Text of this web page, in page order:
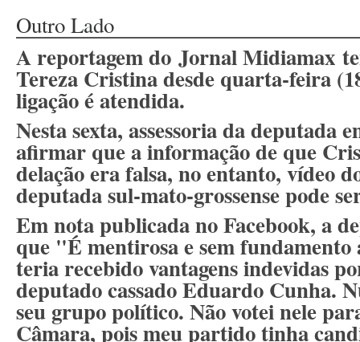
Outro Lado
A reportagem do Jornal Midiamax
Tereza Cristina desde quarta-feira
ligação é atendida.
Nesta sexta, assessoria da deputada
afirmar que a informação de que
delação era falsa, no entanto, vídeo
deputada sul-mato-grossense pode
Em nota publicada no Facebook, a
que "É mentirosa e sem fundamento
teria recebido vantagens indevidas
deputado cassado Eduardo Cunha.
seu grupo político. Não votei nele
Câmara, pois meu partido tinha